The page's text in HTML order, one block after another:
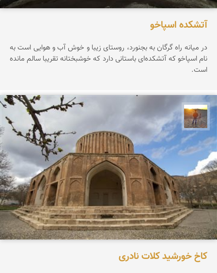
آتشکده اسپاخو
در میانه راه گرگان به بجنورد، روستای زیبا و خوش آب و هوایی است به
نام اسپاخو که آتشکده‌ای باستانی دارد که خوشبختانه تقریبا سالم مانده
است.
مهدی مخلصیان
کاخ خورشید کلات نادری